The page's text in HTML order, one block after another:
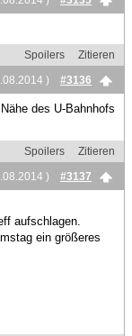
Spoilers
Zitieren
)
#3136
des U-Bahnhofs
Spoilers
Zitieren
)
#3137
aufschlagen.
ein größeres